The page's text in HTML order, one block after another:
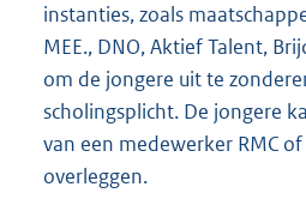
instanties, zoals
MEE., DNO, Aktief Talent,
om de jongere uit te
scholingsplicht. De jongere
van een medewerker RMC of
overleggen.